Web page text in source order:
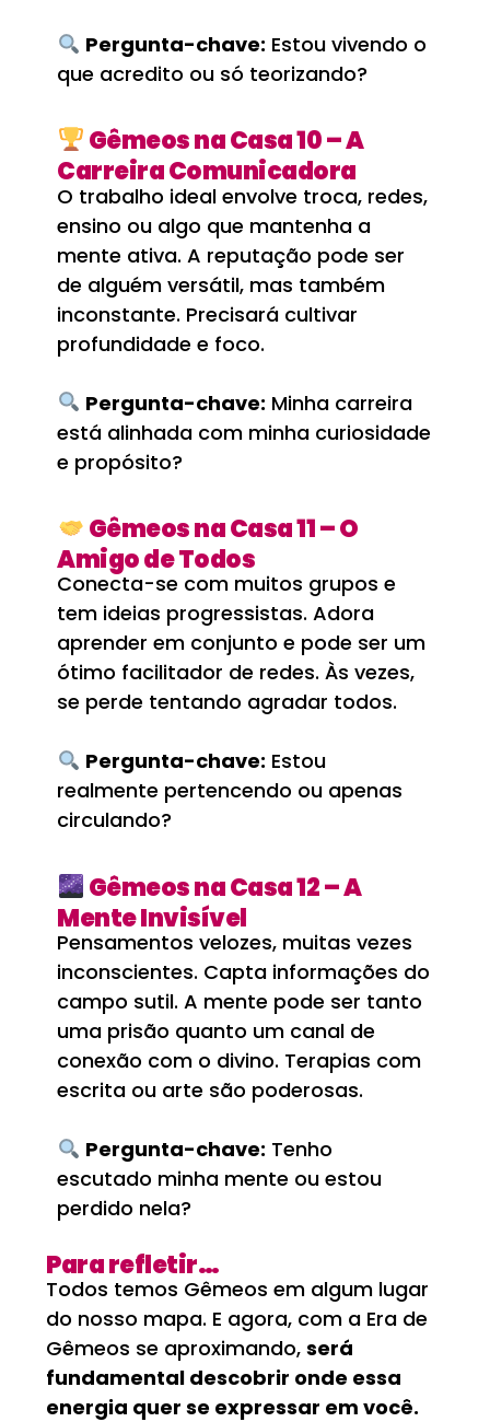
Pergunta-chave: Estou vivendo o
que acredito ou só teorizando?
Gêmeos na Casa 10 – A
Carreira Comunicadora
O trabalho ideal envolve troca, redes,
ensino ou algo que mantenha a
mente ativa. A reputação pode ser
de alguém versátil, mas também
inconstante. Precisará cultivar
profundidade e foco.
Pergunta-chave: Minha carreira
está alinhada com minha curiosidade
e propósito?
Gêmeos na Casa 11 – O
Amigo de Todos
Conecta-se com muitos grupos e
tem ideias progressistas. Adora
aprender em conjunto e pode ser um
ótimo facilitador de redes. Às vezes,
se perde tentando agradar todos.
Pergunta-chave: Estou
realmente pertencendo ou apenas
circulando?
Gêmeos na Casa 12 – A
Mente Invisível
Pensamentos velozes, muitas vezes
inconscientes. Capta informações do
campo sutil. A mente pode ser tanto
uma prisão quanto um canal de
conexão com o divino. Terapias com
escrita ou arte são poderosas.
Pergunta-chave: Tenho
escutado minha mente ou estou
perdido nela?
Para refletir…
Todos temos Gêmeos em algum lugar
do nosso mapa. E agora, com a Era de
Gêmeos se aproximando,será
fundamental descobrir onde essa
energia quer se expressar em você.